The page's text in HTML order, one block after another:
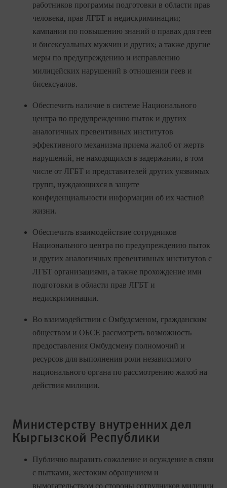
работников программы подготовки в области прав
человека, прав ЛГБТ и недискриминации;
кампании по повышению знаний о правах для геев
и бисексуальных мужчин и других; а также другие
меры по предупреждению и исправлению
милицейских нарушений в отношении геев и
бисексуалов.
Обеспечить наличие в системе Национального
центра по предупреждению пыток и других
аналогичных превентивных институтов
эффективного механизма приема жалоб от жертв
нарушений, не находящихся в задержании, в том
числе от ЛГБТ и представителей других уязвимых
групп, нуждающихся в защите
конфиденциальности информации об их частной
жизни.
Обеспечить взаимодействие сотрудников
Национального центра по предупреждению пыток
и других аналогичных превентивных институтов с
ЛГБТ организациями, а также прохождение ими
подготовки в области прав ЛГБТ и
недискриминации.
Во взаимодействии с Омбудсменом, гражданским
обществом и ОБСЕ рассмотреть возможность
предоставления Омбудсмену полномочий и
ресурсов для выполнения роли независимого
национального органа по рассмотрению жалоб на
действия милиции.
Министерству внутренних дел
Кыргызской Республики
Публично выразить сожаление и осуждение в связи
с пытками, жестоким обращением и